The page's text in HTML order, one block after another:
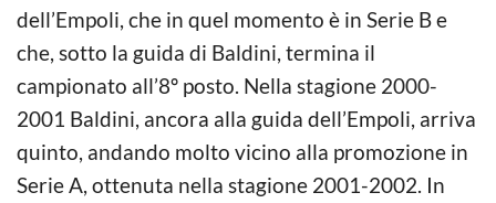
dell’Empoli, che in quel momento è in Serie B e
che, sotto la guida di Baldini, termina il
campionato all’8º posto. Nella stagione 2000-
2001 Baldini, ancora alla guida dell’Empoli, arriva
quinto, andando molto vicino alla promozione in
Serie A, ottenuta nella stagione 2001-2002. In